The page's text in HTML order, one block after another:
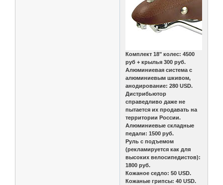
Комплект 18" колес: 4500
руб + крылья 300 руб.
Алюминиевая система с
алюминиевым шкивом,
анодирование: 280 USD.
Дистрибьютор
справедливо даже не
пытается их продавать на
территории России.
Алюминиевые складные
педали: 1500 руб.
Руль с подъемом
(рекламируется как для
высоких велосипедистов):
1800 руб.
Кожаное седло: 50 USD.
Кожаные грипсы: 40 USD.